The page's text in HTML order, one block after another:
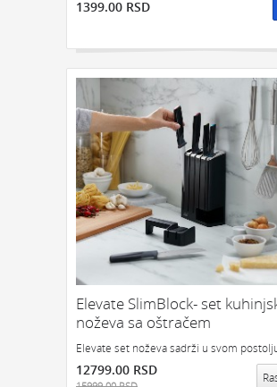
1399.00 RSD
Elevate SlimBlock- set
noževa sa oštračem
Elevate set noževa sadrži u svom
12799.00 RSD